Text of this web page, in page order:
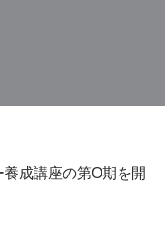
成講座の第O期を開